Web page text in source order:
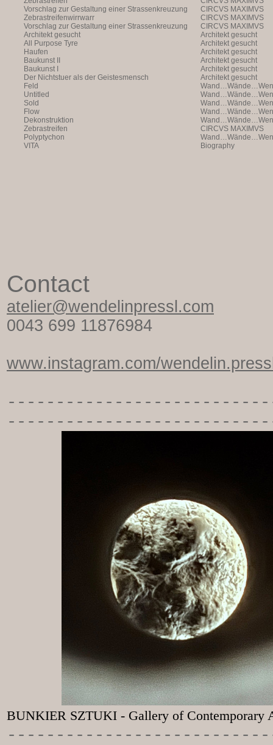
Vorschlag zur Gestaltung einer Strassenkreuzung
CIRCVS MAXIMVS
Zebrastreifenwirrwarr
CIRCVS MAXIMVS
Vorschlag zur Gestaltung einer Strassenkreuzung
CIRCVS MAXIMVS
Architekt gesucht
Architekt gesucht
All Purpose Tyre
Architekt gesucht
Haufen
Architekt gesucht
Baukunst II
Architekt gesucht
Baukunst I
Architekt gesucht
Der Nichtstuer als der Geistesmensch
Architekt gesucht
Feld
Untitled
Sold
Flow
Dekonstruktion
Zebrastreifen
CIRCVS MAXIMVS
Polyptychon
VITA
Biography
Contact
atelier@wendelinpressl.com
0043 699 11876984
www.instagram.com/
-----------
BUNKIER SZTUKI - Gallery of Contemporary
-----------